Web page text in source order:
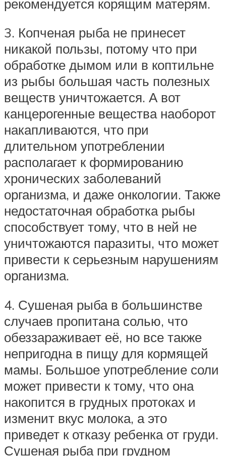
рекомендуется корящим матерям.
3. Копченая рыба не принесет
никакой пользы, потому что при
обработке дымом или в коптильне
из рыбы большая часть полезных
веществ уничтожается. А вот
канцерогенные вещества наоборот
накапливаются, что при
длительном употреблении
располагает к формированию
хронических заболеваний
организма, и даже онкологии. Также
недостаточная обработка рыбы
способствует тому, что в ней не
уничтожаются паразиты, что может
привести к серьезным нарушениям
организма.
4. Сушеная рыба в большинстве
случаев пропитана солью, что
обеззараживает её, но все также
непригодна в пищу для кормящей
мамы. Большое употребление соли
может привести к тому, что она
накопится в грудных протоках и
изменит вкус молока, а это
приведет к отказу ребенка от груди.
Сушеная рыба при грудном